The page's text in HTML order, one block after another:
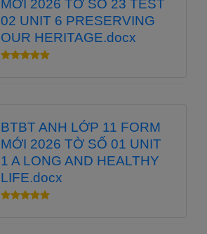
MỚI 2026 TỜ SỐ 23 TEST
02 UNIT 6 PRESERVING
OUR HERITAGE.docx
BTBT ANH LỚP 11 FORM
MỚI 2026 TỜ SỐ 01 UNIT
1 A LONG AND HEALTHY
LIFE.docx